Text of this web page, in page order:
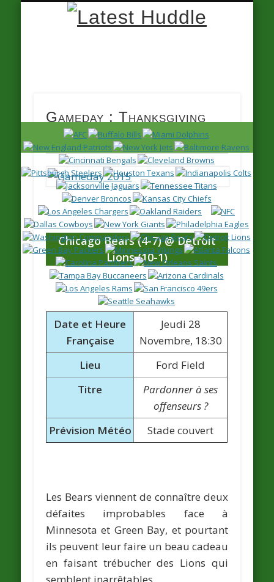
Gameday : Thanksgiving
Thursday Week 13
Chicago Bears (4-7) @ Detroit
Lions (10-1)
Date et Heure
Française
Jeudi 28
Novembre, 18:30
Lieu
Ford Field
Titre
Pardonner à ses
offenseurs ?
Prévision Météo
Stade couvert
Les Bears viennent de connaître deux
défaites improbables face à
Minnesota et Green Bay, et pourtant
ils peuvent leur faire un beau cadeau
en faisant trébucher des Lions qui
semblent inarrêtables.